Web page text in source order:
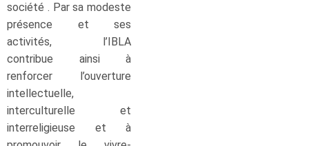
société . Par sa modeste
présence et ses
activités, l’IBLA
contribue ainsi à
renforcer l’ouverture
intellectuelle,
interculturelle et
interreligieuse et à